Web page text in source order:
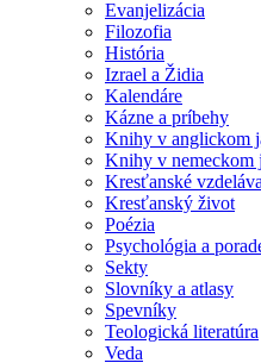
Evanjelizácia
Filozofia
História
Izrael a Židia
Kalendáre
Kázne a príbehy
Knihy v anglickom
Knihy v nemeckom
Kresťanské
Kresťanský život
Poézia
Psychológia a
Sekty
Slovníky a atlasy
Spevníky
Teologická literatúra
Veda